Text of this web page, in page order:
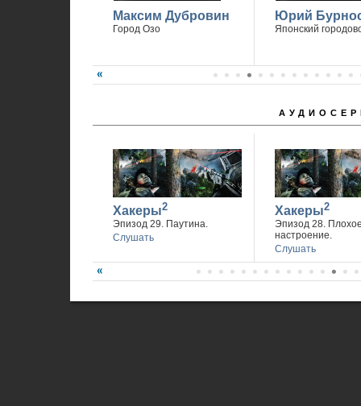
Максим Дубровин
Город Озо
Юрий
Японский
Хакеры2
Эпизод 29. Паутина.
Слушать
Хакеры2
Эпизод 28.
настроение.
Слушать